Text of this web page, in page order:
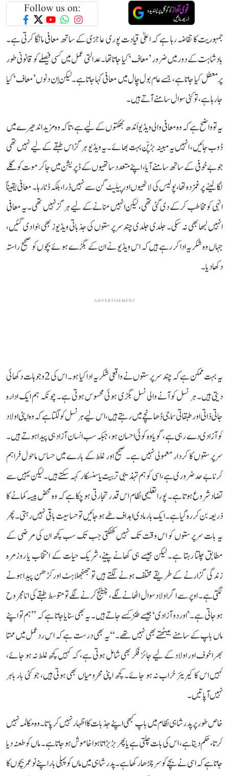
Follow us on:
جمہوریت کا تقاضہ رہا ہے کہ اعلیٰ قیادت پوری عاجزی کے ساتھ معافی مانگا کرتی ہے۔
بادشاہت کے دور میں ضرور ’معاف‘ کیا جاتا تھا۔ عدالتی عمل میں کسی فیصلے کو قانونی طور
پر معطل کیا جاتا ہے، جسے عام بول چال میں معافی کہا جاتا ہے۔ لیکن اِن دنوں ’معاف‘ کیا
جا رہا ہے، تو کئی سوال سامنے آتے ہیں۔
یہ تو واضح ہے کہ وہ معافی والی ویڈیو اَندھ بھکتوں کے لیے ہے، تاکہ وہ مزید اندھیرے میں
ڈوب جائیں، انہیں یہ مبینہ بڑپّن بہت بھائے۔ یہ ویڈیو ہرگز اس طبقے کے لیے نہیں تھی
جو بے خوفی کے ساتھ سامنے آیا، اپنے متعدد ساتھیوں کے ڈپریشن میں جا کر موت کو گلے
لگا لینے پر غمزدہ تھا، پولیس کی لاٹھیوں اور پیلیٹ گن سے نہیں ڈرا، بلکہ ڈٹا رہا۔ معافی یقیناً
انہی کو مخاطب کر کے دی گئی تھی، لیکن انہیں منانے کے لیے ہرگز نہیں تھی۔ یہ معافی
انہیں لبھا بھی نہ سکی۔ جلدی جلدی چند سرپرستوں کی جذباتی ویڈیوز بھی بنوا دی گئیں،
جہاں وہ شکریہ ادا کر رہے ہیں کہ اس ویڈیو نے ان کے بگڑے ہوئے بچوں کو صحیح راستہ
دکھا دیا۔
ADVERTISEMENT
یہ بہت ممکن ہے کہ چند سرپرستوں نے واقعی شکریہ ادا کیا ہو۔ اس کی 2 وجوہات دکھائی
دیتی ہیں۔ ہر نسل کو آنے والی نسل بگڑی ہوئی محسوس ہوتی ہے۔ چونکہ ہم ایک ادارہ
جاتی ذاتی اور طبقاتی سماجی ڈھانچے میں رہتے ہیں، اس لیے ہر نسل کو لگتا ہے کہ وہ اپنی اولاد
کو آزادی دے رہی ہے، گویا وہ کوئی احسان ہو، جبکہ سب انسان آزاد ہی پیدا ہوتے ہیں۔
سرپرستوں کا کردار معمولی نہیں ہے۔ صحیح اور غلط کے بارے میں حساس ماحول فراہم
کرنا بے حد ضروری ہے، اسی کو ہم تہذیبی تربیت یا سنسکار کہہ سکتے ہیں۔ لیکن یہیں سے
تضاد شروع ہوتا ہے۔ پورا تعلیمی نظام اس قدر تجارتی ہو چکا ہے کہ وہ محض پیسہ کمانے کا
ذریعہ بن کر رہ گیا ہے۔ ایک بار مادی اہداف طے ہو جائیں تو حساسیت باقی نہیں رہتی۔ پھر
یہ بات سرپرستوں کو اس وقت تک نہیں کھٹکتی جب تک سب کچھ ان کی مرضی کے
مطابق چلتا رہتا ہے۔ لیکن جیسے ہی کھانے پینے، شریک حیات کے انتخاب یا روزمرہ
زندگی گزارنے کے طریقے مختلف ہونے لگتے ہیں تو جھنجھلاہٹ اور کڑھن پیدا ہونے
لگتی ہے۔ اوپر سے اگر اولاد سوال اٹھانے لگے، چیلنج کرنے لگے تو متوسط طبقے کی انا مجروح
ہو جاتی ہے۔’اور دو آزادی‘ جیسے طنز کسے جاتے ہیں۔ یہ بھی سنایا جاتا ہے کہ ’’ہم تو اپنے
ماں باپ کے سامنے بیٹھتے بھی نہیں تھے۔‘‘ یہ بھی درست ہے کہ اس ردعمل میں ممتا
بھرا خوف اور اولاد کے لیے جائز فکر بھی شامل ہوتی ہے، کہ کہیں کچھ غلط نہ ہو جائے،
کہیں اس کا کیریئر خراب نہ ہو جائے۔ کچھ اپنی محرومیاں بھی ہوتی ہیں، جو کئی بار باہر
نہیں آ پاتیں۔
خاص طور پر پدر شاہی نظام میں باپ کبھی اپنے جذبات کا اظہار نہیں کر پاتا۔ وہ مکالمہ نہیں
کرتا، حکم دیتا ہے، اس کی بات چلتی ہے یا پھر بڑبڑاتا ہوا خاموش ہو جاتا ہے۔ ماں کو طعنہ دیا
جاتا ہے کہ اسی نے بچے کو سر چڑھا رکھا ہے۔ پدر شاہی میں ماں کو پہلی بار اپنے نو عمر بچوں کا